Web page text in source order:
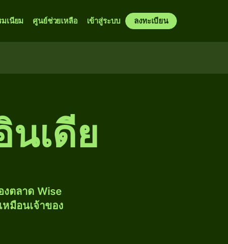
เนียม ศูนย์ช่วยเหลือ เข้าสู่ระบบ ลงทะเบียน
นเดีย
งตลาด Wise
หมือนเจ้าของ